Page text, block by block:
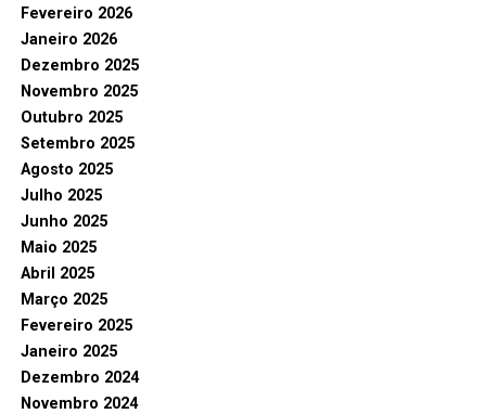
Fevereiro 2026
Janeiro 2026
Dezembro 2025
Novembro 2025
Outubro 2025
Setembro 2025
Agosto 2025
Julho 2025
Junho 2025
Maio 2025
Abril 2025
Março 2025
Fevereiro 2025
Janeiro 2025
Dezembro 2024
Novembro 2024